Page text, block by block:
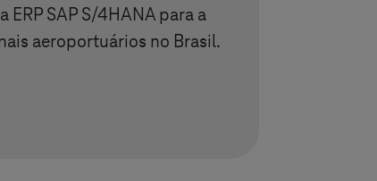
SAP S/4HANA para a
aeroportuários no Brasil.